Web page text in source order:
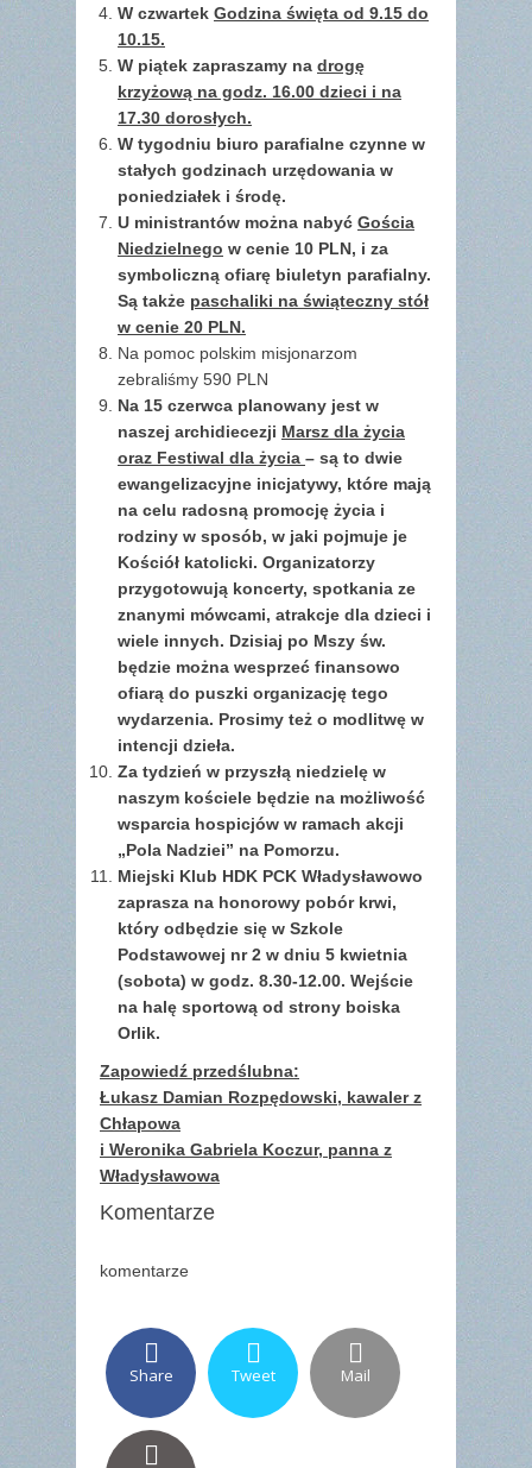
W czwartek Godzina święta od 9.15 do
10.15.
W piątek zapraszamy na drogę
krzyżową na godz. 16.00 dzieci i na
17.30 dorosłych.
W tygodniu biuro parafialne czynne w
stałych godzinach urzędowania w
poniedziałek i środę.
U ministrantów można nabyć Gościa
Niedzielnego w cenie 10 PLN, i za
symboliczną ofiarę biuletyn parafialny.
Są także paschaliki na świąteczny stół
w cenie 20 PLN.
Na pomoc polskim misjonarzom
zebraliśmy 590 PLN
Na 15 czerwca planowany jest w
naszej archidiecezji Marsz dla życia
oraz Festiwal dla życia – są to dwie
ewangelizacyjne inicjatywy, które mają
na celu radosną promocję życia i
rodziny w sposób, w jaki pojmuje je
Kościół katolicki. Organizatorzy
przygotowują koncerty, spotkania ze
znanymi mówcami, atrakcje dla dzieci i
wiele innych. Dzisiaj po Mszy św.
będzie można wesprzeć finansowo
ofiarą do puszki organizację tego
wydarzenia. Prosimy też o modlitwę w
intencji dzieła.
Za tydzień w przyszłą niedzielę w
naszym kościele będzie na możliwość
wsparcia hospicjów w ramach akcji
„Pola Nadziei” na Pomorzu.
Miejski Klub HDK PCK Władysławowo
zaprasza na honorowy pobór krwi,
który odbędzie się w Szkole
Podstawowej nr 2 w dniu 5 kwietnia
(sobota) w godz. 8.30-12.00. Wejście
na halę sportową od strony boiska
Orlik.
Zapowiedź przedślubna:
Łukasz Damian Rozpędowski, kawaler z
Chłapowa
i Weronika Gabriela Koczur, panna z
Władysławowa
Komentarze
komentarze
Share Tweet Mail